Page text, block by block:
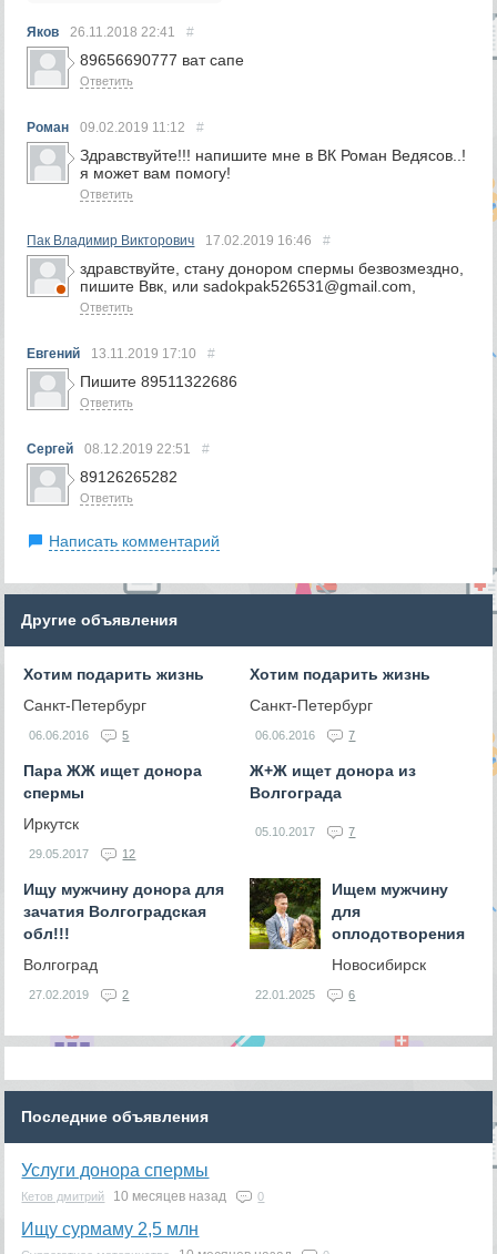
Яков 26.11.2018 22:41 #
89656690777 ват сапе
Ответить
Роман 09.02.2019 11:12 #
Здравствуйте!!! напишите мне в ВК Роман Ведясов..!
я может вам помогу!
Ответить
Пак Владимир Викторович 17.02.2019 16:46 #
здравствуйте, стану донором спермы безвозмездно,
пишите Ввк, или sadokpak526531@gmail.com,
Ответить
Евгений 13.11.2019 17:10 #
Пишите 89511322686
Ответить
Сергей 08.12.2019 22:51 #
89126265282
Ответить
Написать комментарий
Другие объявления
Хотим подарить жизнь
Санкт-Петербург
06.06.2016 5
Хотим подарить жизнь
Санкт-Петербург
06.06.2016 7
Пара ЖЖ ищет донора
спермы
Иркутск
29.05.2017 12
Ж+Ж ищет донора из
Волгограда
05.10.2017 7
Ищу мужчину донора для
зачатия Волгоградская
обл!!!
Волгоград
27.02.2019 2
Ищем мужчину
для
оплодотворения
Новосибирск
22.01.2025 6
Последние объявления
Услуги донора спермы
Кетов дмитрий 10 месяцев назад 0
Ищу сурмаму 2,5 млн